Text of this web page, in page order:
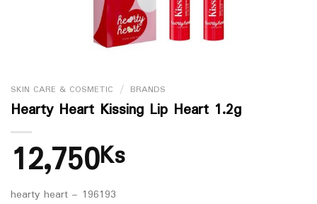
SKIN CARE & COSMETIC / BRANDS
Hearty Heart Kissing Lip Heart 1.2g
12,750Ks
hearty heart – 196193